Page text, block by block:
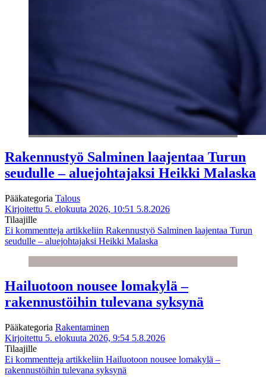
Rakennustyö Salminen laajentaa Turun
seudulle – aluejohtajaksi Heikki Malaska
Pääkategoria Talous
Kirjoitettu 5. elokuuta 2026, 10:51 5.8.2026
Tilaajille
Ei kommentteja artikkeliin Rakennustyö Salminen laajentaa Turun
seudulle – aluejohtajaksi Heikki Malaska
Hailuotoon nousee lomakylä –
rakennustöihin tulevana syksynä
Pääkategoria Rakentaminen
Kirjoitettu 5. elokuuta 2026, 9:54 5.8.2026
Tilaajille
Ei kommentteja artikkeliin Hailuotoon nousee lomakylä –
rakennustöihin tulevana syksynä